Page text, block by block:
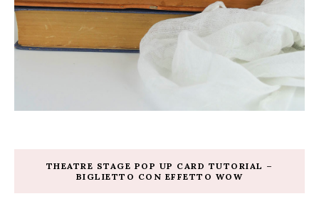
THEATRE STAGE POP UP CARD TUTORIAL –
BIGLIETTO CON EFFETTO WOW